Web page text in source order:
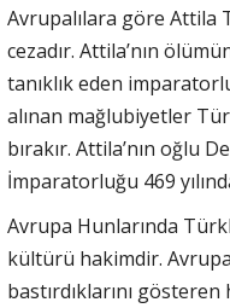
Avrupalılara göre Attila
cezadır. Attila’nın
tanıklık eden
alınan mağlubiyetler
bırakır. Attila’nın oğlu
İmparatorluğu 469
Avrupa Hunlarında
kültürü hakimdir.
bastırdıklarını